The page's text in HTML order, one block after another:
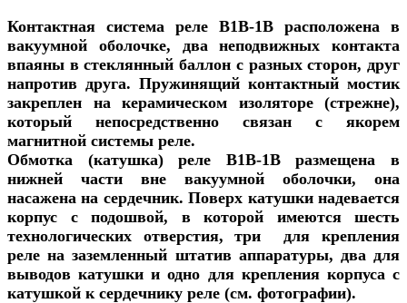
Контактная система реле В1В-1В расположена в
вакуумной оболочке, два неподвижных контакта
впаяны в стеклянный баллон с разных сторон, друг
напротив друга. Пружинящий контактный мостик
закреплен на керамическом изоляторе (стрежне),
который непосредственно связан с якорем
магнитной системы реле.
Обмотка (катушка) реле В1В-1Вразмещена в
нижней части вне вакуумной оболочки, она
насажена на сердечник. Поверх катушки надевается
корпус с подошвой, в которой имеются шесть
технологических отверстия, три для крепления
реле на заземленный штатив аппаратуры, два для
выводов катушки и одно для крепления корпуса с
катушкой к сердечнику реле (см. фотографии).